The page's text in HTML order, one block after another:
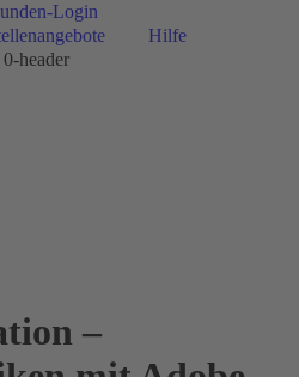
Login
Hilfe
0-header
–